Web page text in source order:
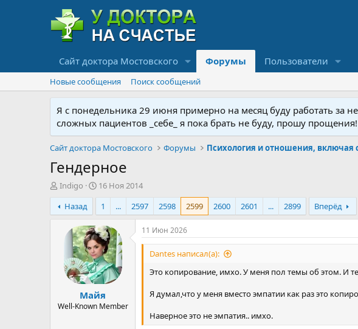
Сайт доктора Мостовского Форумы Пользователи
Новые сообщения Поиск сообщений
Я с понедельника 29 июня примерно на месяц буду работать за
сложных пациентов _себе_ я пока брать не буду, прошу прощения!
Сайт доктора Мостовского Форумы
Гендерное
А
в
т
о
м
ы
Indigo
Д
а
а
н
а
ч
а
л
а
16 Ноя 2014
Назад
1 ... 2597 2598 2599 2600 2601 ... 2899 Вперёд
Майя
Well-Known Member
11 Июн 2026
Dantes написал(а):
Это копирование, имхо. У меня пол темы об этом. И
Я думал,что у меня вместо эмпатии как раз это
Наверное это не эмпатия.. имхо.